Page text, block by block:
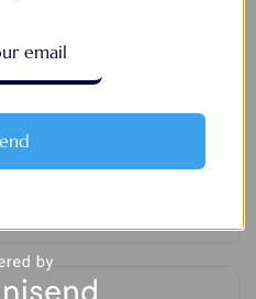
Canada